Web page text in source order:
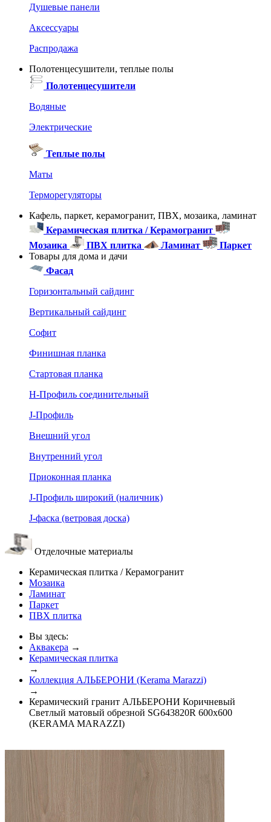
Душевые панели
Аксессуары
Распродажа
Полотенцесушители, теплые полы
Полотенцесушители
Водяные
Электрические
Теплые полы
Маты
Терморегуляторы
Кафель, паркет, керамогранит, ПВХ, мозаика, ламинат
Керамическая плитка / Керамогранит
Мозаика
ПВХ плитка Ламинат
Паркет
Товары для дома и дачи
Фасад
Горизонтальный сайдинг
Вертикальный сайдинг
Софит
Финишная планка
Стартовая планка
Н-Профиль соединительный
J-Профиль
Внешний угол
Внутренний угол
Приоконная планка
J-Профиль широкий (наличник)
J-фаска (ветровая доска)
Отделочные материалы
Керамическая плитка / Керамогранит
Мозаика
Ламинат
Паркет
ПВХ плитка
Вы здесь:
Аквакера →
Керамическая плитка
→
Коллекция АЛЬБЕРОНИ (Kerama Marazzi)
→
Керамический гранит АЛЬБЕРОНИ Коричневый
Светлый матовый обрезной SG643820R 600х600
(KERAMA MARAZZI)